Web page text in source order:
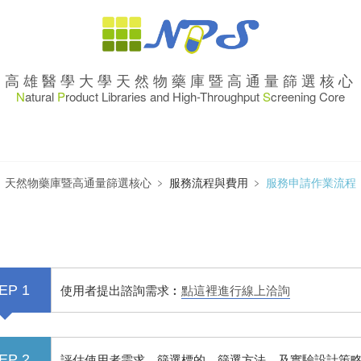
高雄醫學大學天然物藥庫暨高通量篩選核心
Natural Product Libraries and High-ThroughputScreening Core
天然物藥庫暨高通量篩選核心 ﹥ 服務流程與費用 ﹥ 服務申請作業流程
1 使用者提出諮詢需求︰ 點這裡進行線上洽詢